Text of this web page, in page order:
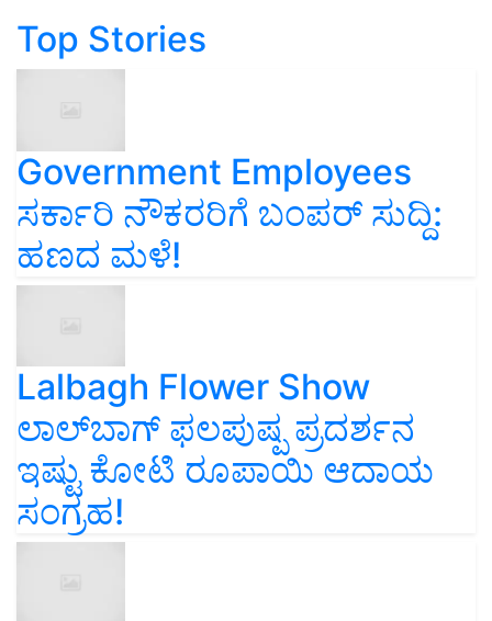
Top Stories
Government Employees
ಸರ್ಕಾರಿ ನೌಕರರಿಗೆ ಬಂಪರ್‌ ಸುದ್ದಿ:
ಹಣದ ಮಳೆ!
Lalbagh Flower Show
ಲಾಲ್‌ಬಾಗ್ ಫಲಪುಷ್ಪ ಪ್ರದರ್ಶನ
ಇಷ್ಟು ಕೋಟಿ ರೂಪಾಯಿ ಆದಾಯ
ಸಂಗ್ರಹ!